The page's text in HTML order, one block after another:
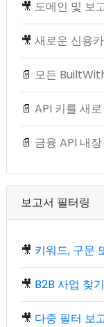
🎥 도메인 및 보
🎥 새로운 신용
📄 모든
📄 API 키를 새
📄 금융 API 내장
보고서 필터링
🎥 키워드, 구문
🎥 B2B 사업 찾기
🎥 다중 필터 보